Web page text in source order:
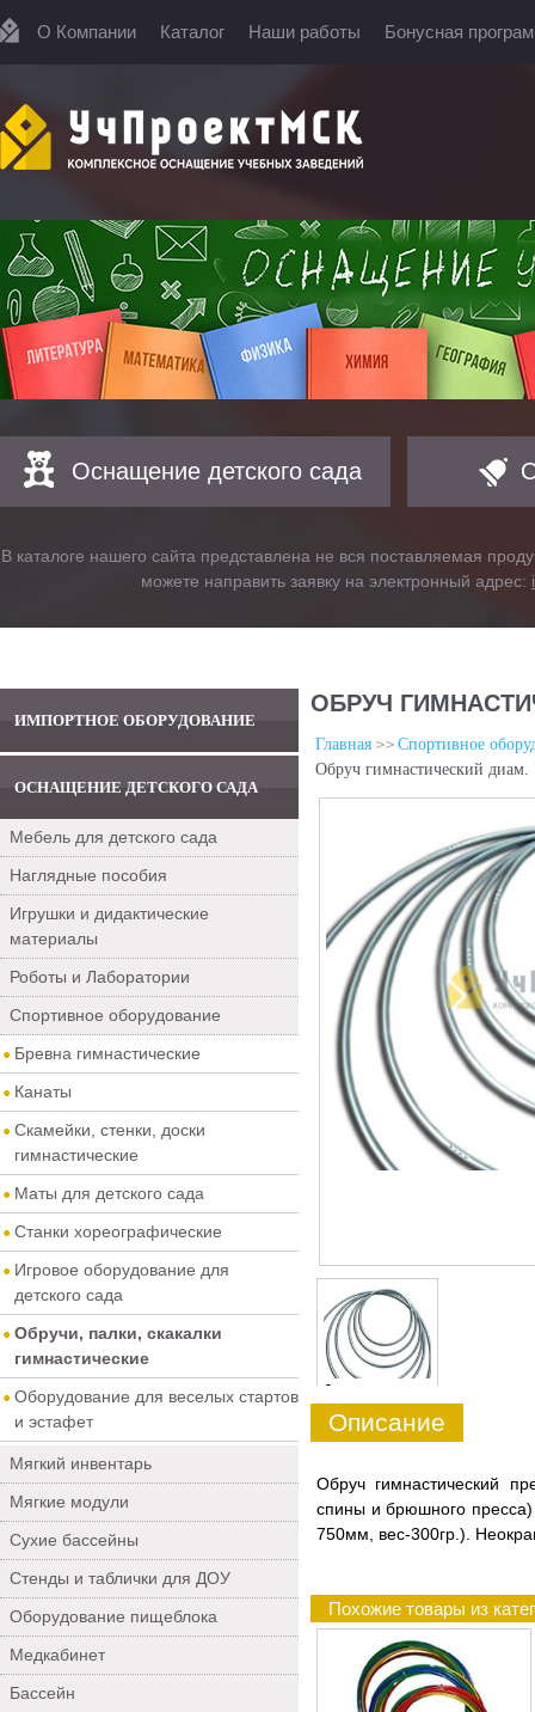
О Компании Каталог Наши работы Бонусная
Оснащение детского сада
В каталоге нашего сайта представлена не вся поставляемая
можете направить заявку на электронный адрес:
ИМПОРТНОЕ ОБОРУДОВАНИЕ
ОСНАЩЕНИЕ ДЕТСКОГО САДА
Мебель для детского сада
Наглядные пособия
Игрушки и дидактические
материалы
Роботы и Лаборатории
Спортивное оборудование
Бревна гимнастические
Канаты
Скамейки, стенки, доски
гимнастические
Маты для детского сада
Станки хореографические
Игровое оборудование для
детского сада
Обручи, палки, скакалки
гимнастические
Оборудование для веселых стартов
и эстафет
Мягкий инвентарь
Мягкие модули
Сухие бассейны
Стенды и таблички для ДОУ
Оборудование пищеблока
Медкабинет
Бассейн
ОБРУЧ
Главная
Спортивное
Обруч гимнастический
0
Описание
Обруч гимнастический
спины и брюшного
750мм, вес-300гр.).
Похожие товары из